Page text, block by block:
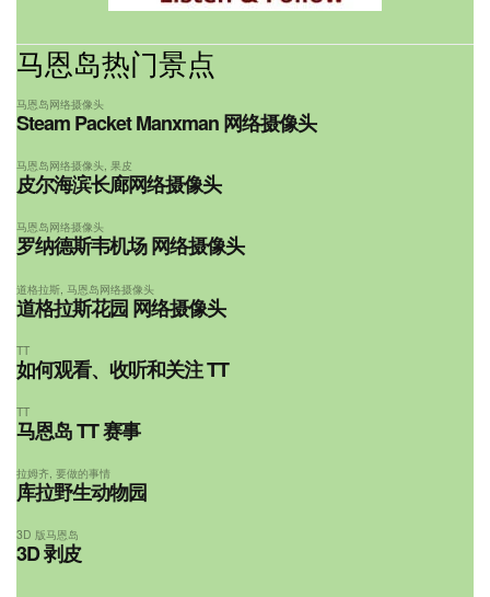
马恩岛热门景点
马恩岛网络摄像头
Steam Packet Manxman 网络摄像头
马恩岛网络摄像头, 果皮
皮尔海滨长廊网络摄像头
马恩岛网络摄像头
罗纳德斯韦机场 网络摄像头
道格拉斯 马恩岛网络摄像头
道格拉斯花园 网络摄像头
TT
如何观看、收听和关注 TT
TT
马恩岛 TT 赛事
拉姆齐, 要做的事情
库拉野生动物园
3D 版马恩岛
3D 剥皮